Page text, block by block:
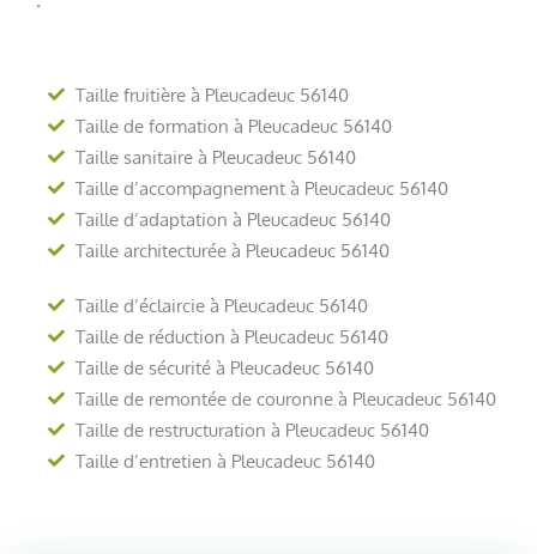
Taille fruitière à Pleucadeuc 56140
Taille de formation à Pleucadeuc 56140
Taille sanitaire à Pleucadeuc 56140
Taille d’accompagnement à Pleucadeuc 56140
Taille d’adaptation à Pleucadeuc 56140
Taille architecturée à Pleucadeuc 56140
Taille d’éclaircie à Pleucadeuc 56140
Taille de réduction à Pleucadeuc 56140
Taille de sécurité à Pleucadeuc 56140
Taille de remontée de couronne à Pleucadeuc 56140
Taille de restructuration à Pleucadeuc 56140
Taille d’entretien à Pleucadeuc 56140